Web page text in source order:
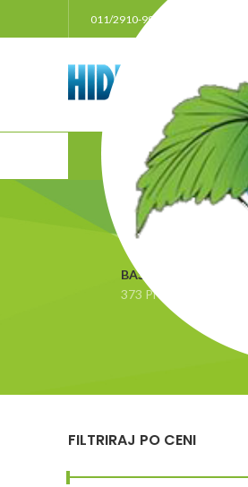
011/2910-999
BAŠTA
373 Proizvoda
FILTRIRAJ PO CENI